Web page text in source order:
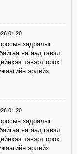
задралыг
яагаад гэвэл
тэвэрт орох
эрлийз
задралыг
яагаад гэвэл
тэвэрт орох
эрлийз